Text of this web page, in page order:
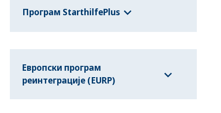
Програм StarthilfePlus
Европски програм
реинтеграције (EURP)